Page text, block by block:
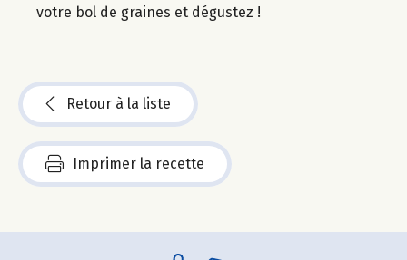
votre bol de graines et dégustez !
Retour à la liste
Imprimer la recette